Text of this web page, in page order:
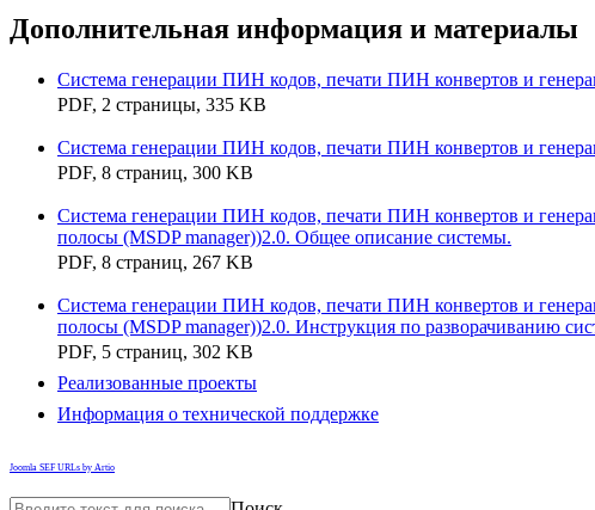
Дополнительная информация и материалы
Система генерации ПИН кодов, печати ПИН конвертов и
PDF, 2 страницы, 335 KB
Система генерации ПИН кодов, печати ПИН конвертов и
PDF, 8 страниц, 300 KB
Система генерации ПИН кодов, печати ПИН конвертов и
полосы (MSDP manager))2.0. Общее описание системы.
PDF, 8 страниц, 267 KB
Система генерации ПИН кодов, печати ПИН конвертов и
полосы (MSDP manager))2.0. Инструкция по разворачиванию
PDF, 5 страниц, 302 KB
Реализованные проекты
Информация о технической поддержке
Joomla SEF URLs by Artio